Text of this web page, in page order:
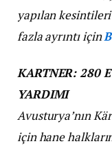
yapılan
fazla ayrıntı için
KARTNER: 280
YARDIMI
Avusturya’nın
için hane